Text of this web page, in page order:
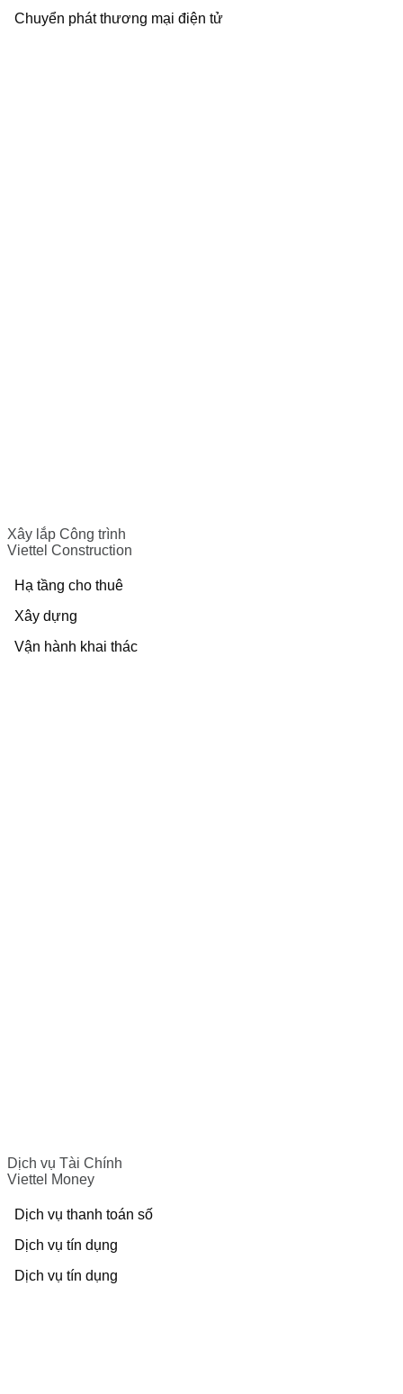
Chuyển phát thương mại điện tử
Xây lắp Công trình
Viettel Construction
Hạ tầng cho thuê
Xây dựng
Vận hành khai thác
Dịch vụ Tài Chính
Viettel Money
Dịch vụ thanh toán số
Dịch vụ tín dụng
Dịch vụ tín dụng